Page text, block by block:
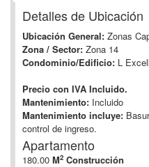
Detalles de Ubicación
Ubicación General: Zonas
Zona / Sector: Zona 14
Condominio/Edificio: L
Precio con IVA Incluido.
Mantenimiento: Incluido
Mantenimiento incluye:
control de ingreso.
Apartamento
180.00 M2 Construcción